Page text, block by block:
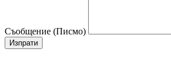
Съобщение (Писмо)
Изпрати